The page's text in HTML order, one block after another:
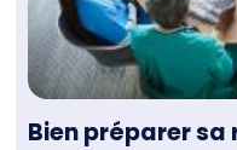
Bien préparer